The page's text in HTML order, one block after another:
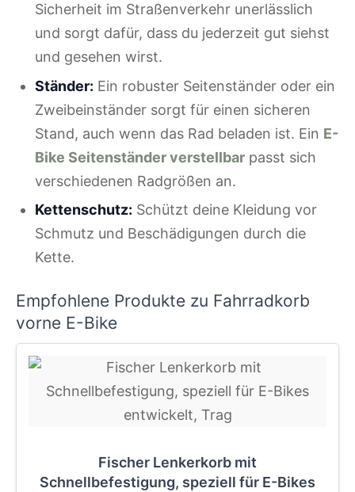
Sicherheit im Straßenverkehr unerlässlich
und sorgt dafür, dass du jederzeit gut siehst
und gesehen wirst.
Ständer: Ein robuster Seitenständer oder ein
Zweibeinständer sorgt für einen sicheren
Stand, auch wenn das Rad beladen ist. Ein E-
Bike Seitenständer verstellbar passt sich
verschiedenen Radgrößen an.
Kettenschutz: Schützt deine Kleidung vor
Schmutz und Beschädigungen durch die
Kette.
Empfohlene Produkte zu Fahrradkorb
vorne E-Bike
Fischer Lenkerkorb mit
Schnellbefestigung, speziell für E-Bikes